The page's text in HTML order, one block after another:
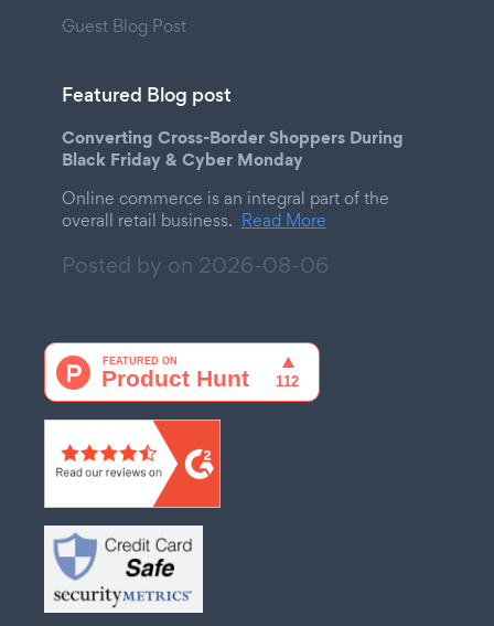
Guest Blog Post
Featured Blog post
Converting Cross-Border Shoppers During
Black Friday & Cyber Monday
Online commerce is an integral part of the
overall retail business. Read More
Posted by on 2026-08-06